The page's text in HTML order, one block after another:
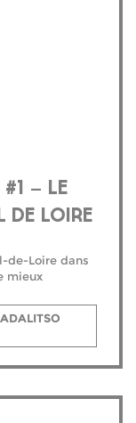
#1 – LE
DE LOIRE
de-Loire dans
mieux